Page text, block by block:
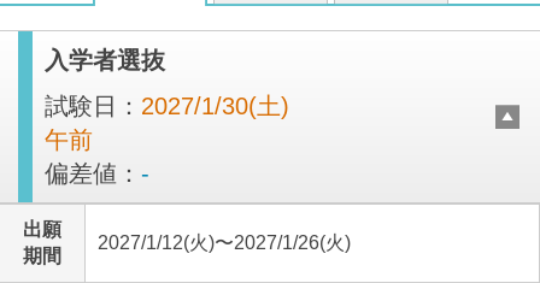
入学者選抜
試験日： 2027/1/30(土)
午前
偏差値： -
出願
期間
2027/1/12(火)〜2027/1/26(火)